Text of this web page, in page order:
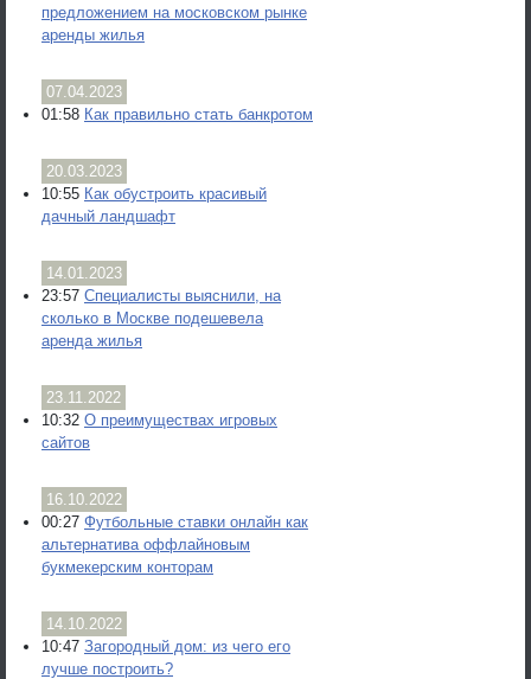
предложением на московском рынке
аренды жилья
07.04.2023
01:58 Как правильно стать банкротом
20.03.2023
10:55 Как обустроить красивый
дачный ландшафт
14.01.2023
23:57 Специалисты выяснили, на
сколько в Москве подешевела
аренда жилья
23.11.2022
10:32 О преимуществах игровых
сайтов
16.10.2022
00:27 Футбольные ставки онлайн как
альтернатива оффлайновым
букмекерским конторам
14.10.2022
10:47 Загородный дом: из чего его
лучше построить?